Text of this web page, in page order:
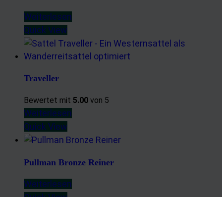
Weiterlesen
Quick View
Traveller
Bewertet mit 5.00 von 5
Weiterlesen
Quick View
Pullman Bronze Reiner
Weiterlesen